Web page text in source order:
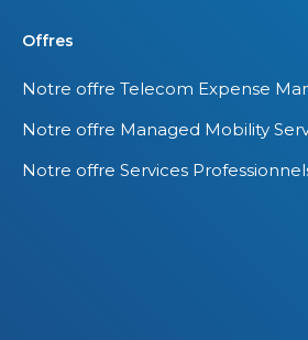
Offres
Notre offre Telecom Expense
Notre offre Managed Mobility
Notre offre Services